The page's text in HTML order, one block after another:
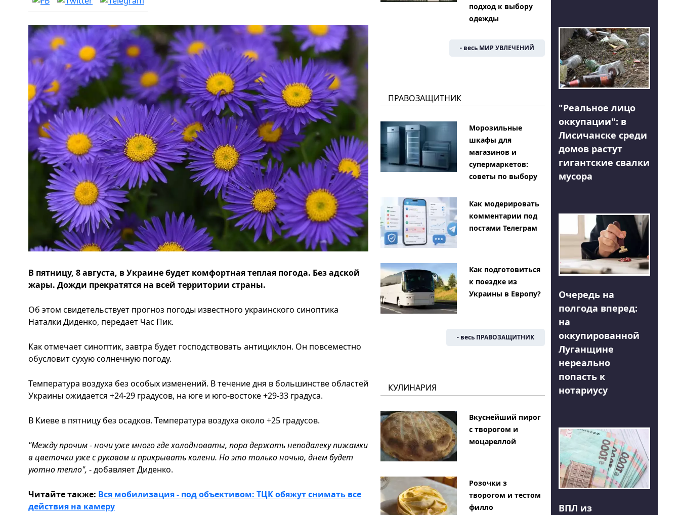
В пятницу, 8 августа, в Украине будет комфортная теплая погода. Без адской
жары. Дожди прекратятся на всей территории страны.
Об этом свидетельствует прогноз погоды известного украинского синоптика
Наталки Диденко, передает Час Пик.
Как отмечает синоптик, завтра будет господствовать антициклон. Он повсеместно
обусловит сухую солнечную погоду.
Температура воздуха без особых изменений. В течение дня в большинстве областей
Украины ожидается +24-29 градусов, на юге и юго-востоке +29-33 градуса.
В Киеве в пятницу без осадков. Температура воздуха около +25 градусов.
"Между прочим - ночи уже много где холодноваты, пора держать неподалеку пижамки
в цветочки уже с рукавом и прикрывать колени. Но это только ночью, днем будет
уютно тепло", - добавляет Диденко.
Читайте также: Вся мобилизация - под объективом: ТЦК обяжут снимать все
действия на камеру
подход к выбору
одежды
- весь МИР УВЛЕЧЕНИЙ
ПРАВОЗАЩИТНИК
Морозильные
шкафы для
магазинов и
супермаркетов:
советы по выбору
Как модерировать
комментарии под
постами Телеграм
Как подготовиться
к поездке из
Украины в Европу?
- весь ПРАВОЗАЩИТНИК
КУЛИНАРИЯ
Вкуснейший пирог
с творогом и
моцареллой
Розочки з
творогом и тестом
филло
"Реальное лицо
оккупации": в
Лисичанске среди
домов растут
гигантские свалки
мусора
Очередь на
полгода вперед:
на
оккупированной
Луганщине
нереально
попасть к
нотариусу
ВПЛ из